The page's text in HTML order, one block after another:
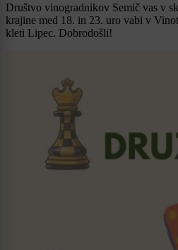
Društvo vinogradnikov Semič vas v
krajine med 18. in 23. uro vabi v
kleti Lipec. Dobrodošli!